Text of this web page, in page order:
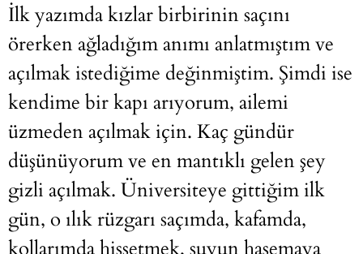
İlk yazımdakızlar birbirinin saçını
örerken ağladığım anımı anlatmıştım ve
açılmak istediğime değinmiştim. Şimdi ise
kendime bir kapı arıyorum, ailemi
üzmeden açılmak için. Kaç gündür
düşünüyorum ve en mantıklı gelen şey
gizli açılmak. Üniversiteye gittiğim ilk
gün, o ılık rüzgarı saçımda, kafamda,